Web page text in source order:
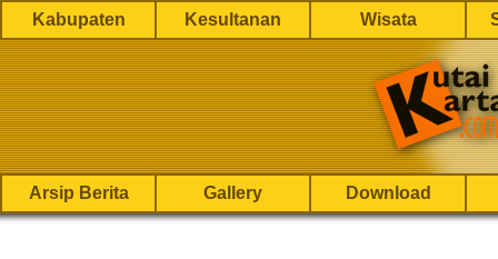
Kabupaten Kesultanan Wisata
Arsip Berita Gallery Download